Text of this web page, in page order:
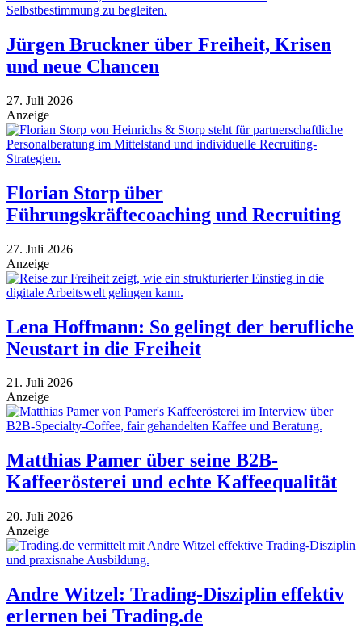
Jürgen Bruckner über Freiheit, Krisen
und neue Chancen
27. Juli 2026
Anzeige
Florian Storp über
Führungskräftecoaching und Recruiting
27. Juli 2026
Anzeige
Lena Hoffmann: So gelingt der berufliche
Neustart in die Freiheit
21. Juli 2026
Anzeige
Matthias Pamer über seine B2B-
Kaffeerösterei und echte Kaffeequalität
20. Juli 2026
Anzeige
Andre Witzel: Trading-Disziplin effektiv
erlernen bei Trading.de